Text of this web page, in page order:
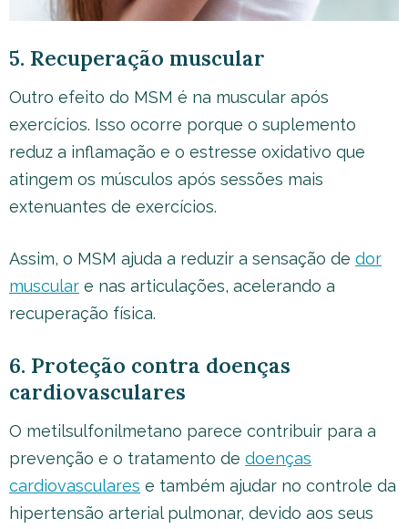
5. Recuperação muscular
Outro efeito do MSM é na muscular após
exercícios. Isso ocorre porque o suplemento
reduz a inflamação e o estresse oxidativo que
atingem os músculos após sessões mais
extenuantes de exercícios.
Assim, o MSM ajuda a reduzir a sensação de dor
muscular e nas articulações, acelerando a
recuperação física.
6. Proteção contra doenças
cardiovasculares
O metilsulfonilmetano parece contribuir para a
prevenção e o tratamento de doenças
cardiovasculares e também ajudar no controle da
hipertensão arterial pulmonar, devido aos seus